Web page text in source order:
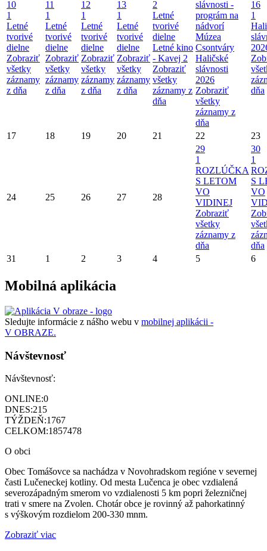
10
1
Letné
tvorivé
dielne
Zobraziť
všetky
záznamy
z dňa
11
1
Letné
tvorivé
dielne
Zobraziť
všetky
záznamy
z dňa
12
1
Letné
tvorivé
dielne
Zobraziť
všetky
záznamy
z dňa
13
1
Letné
tvorivé
dielne
Zobraziť
všetky
záznamy
z dňa
2
Letné
tvorivé
dielne
Letné kino
- Kavej 2
Zobraziť
všetky
záznamy z
dňa
slávnosti -
prográm na
nádvorí
Múzea
Csontváry
Haličské
slávnosti
2026
Zobraziť
všetky
záznamy z
dňa
16
1
dňa
17 18 19 20 21 22 23
24 25 26 27 28
29
1
ROZLÚČKA
S LETOM
VO
VIDINEJ
Zobraziť
všetky
záznamy z
dňa
30
1
S
VO
dňa
31
1 2 3 4 5 6
Mobilná aplikácia
Sledujte informácie z nášho webu v mobilnej aplikácii -
V OBRAZE.
Návštevnosť
Návštevnosť:
ONLINE:0
DNES:215
TÝŽDEŇ:1767
CELKOM:1857478
O obci
Obec Tomášovce sa nachádza v Novohradskom regióne v severnej
časti Lučeneckej kotliny. Od mesta Lučenca je obec vzdialená
severozápadným smerom vo vzdialenosti 5 km popri železničnej
trati v smere na Zvolen. Chotár obce je rovinný až pahorkatinný
s výškovým rozdielom 200-330 mnm.
Zobraziť viac